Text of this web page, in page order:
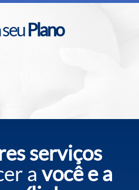
Plano
serviços
a você e a